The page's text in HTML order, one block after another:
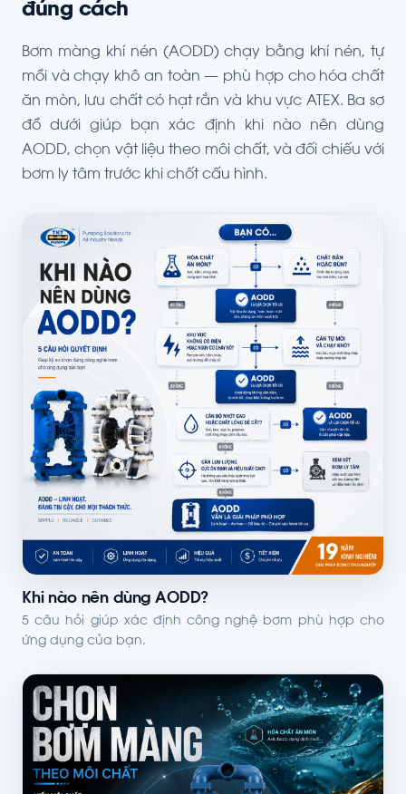
đúng cách
Bơm màng khí nén (AODD) chạy bằng khí nén, tự
mồi và chạy khô an toàn — phù hợp cho hóa chất
ăn mòn, lưu chất có hạt rắn và khu vực ATEX. Ba sơ
đồ dưới giúp bạn xác định khi nào nên dùng
AODD, chọn vật liệu theo môi chất, và đối chiếu với
bơm ly tâm trước khi chốt cấu hình.
Khi nào nên dùng AODD?
5 câu hỏi giúp xác định công nghệ bơm phù hợp cho
ứng dụng của bạn.